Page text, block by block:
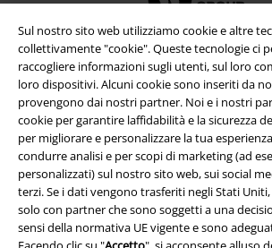
Sul nostro sito web utilizziamo cookie e altre
collettivamente "cookie". Queste tecnologie ci
raccogliere informazioni sugli utenti, sul loro
loro dispositivi. Alcuni cookie sono inseriti da
provengono dai nostri partner. Noi e i nostri
cookie per garantire laffidabilità e la sicurezza
per migliorare e personalizzare la tua
condurre analisi e per scopi di marketing (ad
personalizzati) sul nostro sito web, sui social
terzi. Se i dati vengono trasferiti negli Stati
solo con partner che sono soggetti a una
sensi della normativa UE vigente e sono
Info legali
Termini & Condizioni